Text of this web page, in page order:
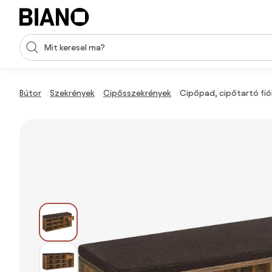
Navigáció kihagyása, ugrás a tartalomra
Keresési bevitel
Bútor Szekrények Cipősszekrények Cipőpad, cipőtartó